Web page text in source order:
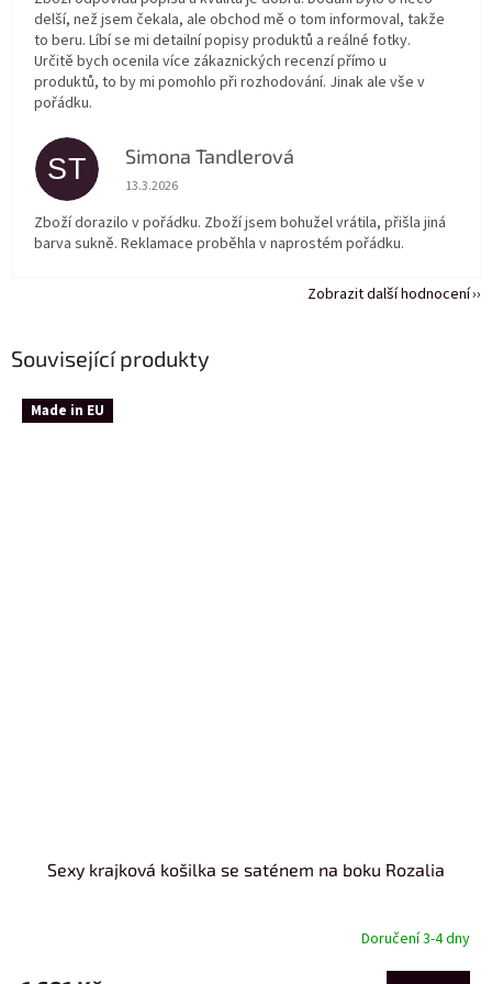
Související produkty
Made in EU
Sexy krajková košilka se saténem na boku Rozalia
Doručení 3-4 dny
delší, než jsem čekala, ale obchod mě o tom informoval, takže
to beru. Líbí se mi detailní popisy produktů a reálné fotky.
Určitě bych ocenila více zákaznických recenzí přímo u
produktů, to by mi pomohlo při rozhodování. Jinak ale vše v
pořádku.
ST Simona Tandlerová
Hodnocení obchodu je 5 z 5 hvězdiček.
13.3.2026
Zboží dorazilo v pořádku. Zboží jsem bohužel vrátila, přišla jiná
barva sukně. Reklamace proběhla v naprostém pořádku.
Zobrazit další hodnocení